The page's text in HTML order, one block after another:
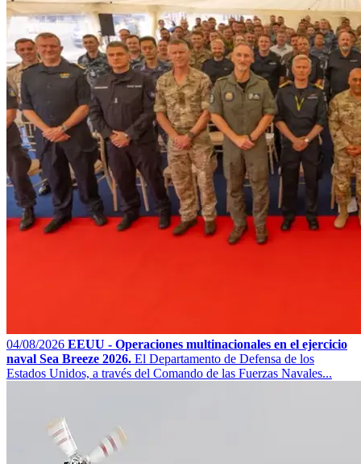
04/08/2026 EEUU - Operaciones multinacionales en el ejercicio
naval Sea Breeze 2026. El Departamento de Defensa de los
Estados Unidos, a través del Comando de las Fuerzas Navales...